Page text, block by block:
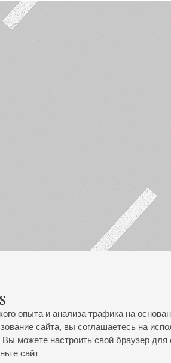
опыта и анализа трафика на
сайта, вы соглашаетесь на
Вы можете настроить свой браузер для
сайт
Большого зала: с 11:00 до 20:30